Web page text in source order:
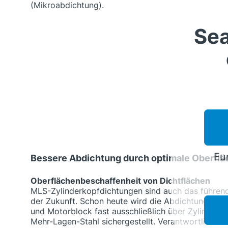
(Mikroabdichtung).
Bessere Abdichtung durch optimale
Oberflächenbeschaffenheit von Dichtflächen
MLS-Zylinderkopfdichtungen sind auch das
der Zukunft. Schon heute wird die Abdichtung
und Motorblock fast ausschließlich über
Mehr-Lagen-Stahl sichergestellt. Verantwortlich für